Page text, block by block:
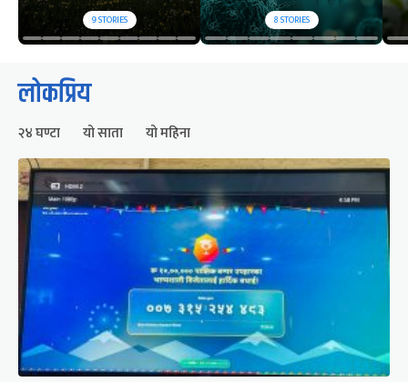
9STORIES 8STORIES
लोकप्रिय
२४ घण्टा यो साता यो महिना